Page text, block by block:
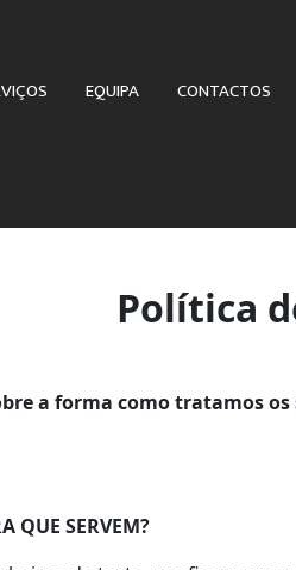
EQUIPA CONTACTOS
Política
a forma como tratamos
QUE SERVEM?